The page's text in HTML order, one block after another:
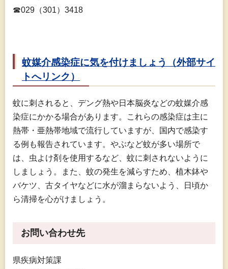
☎029（301）3418
蚊媒介感染症に気を付けましょう（外部サイ
トへリンク）
蚊に刺されると、デング熱や日本脳炎などの蚊媒介感
染症にかかる場合があります。これらの感染症は主に
熱帯・亜熱帯地域で流行していますが、国内で感染す
る例も報告されています。やぶなど蚊が多い場所で
は、虫よけ剤を使用するなど、蚊に刺されないように
しましょう。また、蚊の発生を減らすため、植木鉢や
バケツ、古タイヤなどに水が溜まらないよう、日頃か
ら清掃を心がけましょう。
お問い合わせ先
県疾病対策課